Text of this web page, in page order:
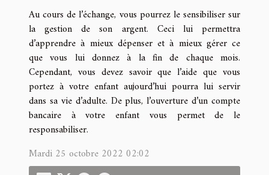
Au cours de l’échange, vous pourrez le sensibiliser sur
la gestion de son argent. Ceci lui permettra
d’apprendre à mieux dépenser et à mieux gérer ce
que vous lui donnez à la fin de chaque mois.
Cependant, vous devez savoir que l’aide que vous
portez à votre enfant aujourd’hui pourra lui servir
dans sa vie d’adulte. De plus, l’ouverture d’un compte
bancaire à votre enfant vous permet de le
responsabiliser.
Mardi 25 octobre 2022 02:02